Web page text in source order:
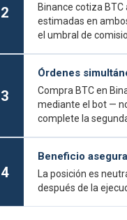
2
Binance cotiza
estimadas en
el umbral de
3
Órdenes
Compra BTC en
mediante el bot —
complete la
4
Beneficio
La posición es
después de la